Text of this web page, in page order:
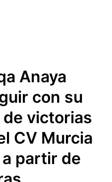
Anaya
con su
victorias
CV Murcia
partir de